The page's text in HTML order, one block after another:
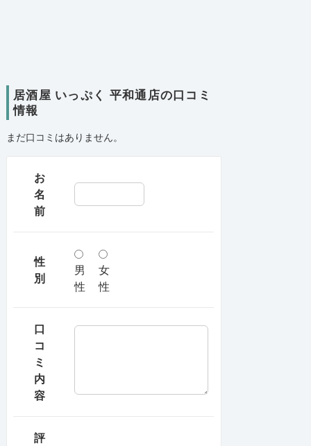
居酒屋 いっぷく 平和通店の口コミ
情報
まだ口コミはありません。
お
名
前
性
別
男
性
女
性
口
コ
ミ
内
容
評